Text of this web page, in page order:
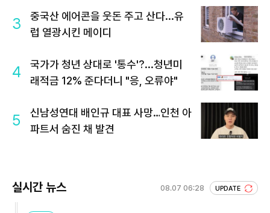
3
중국산 에어콘을 웃돈 주고 산다...유
럽 열광시킨 메이디
4
국가가 청년 상대로 '통수'?...청년미
래적금 12% 준다더니 "응, 오류야"
5
신남성연대 배인규 대표 사망…인천 아
파트서 숨진 채 발견
실시간 뉴스 08.07 06:28 UPDATE